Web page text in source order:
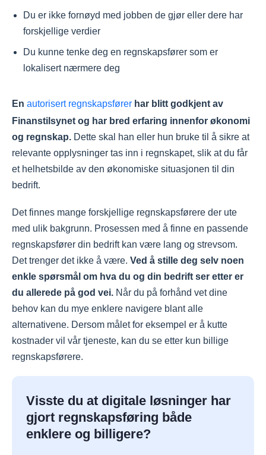
Du er ikke fornøyd med jobben de gjør eller dere har
forskjellige verdier
Du kunne tenke deg en regnskapsfører som er
lokalisert nærmere deg
En autorisert regnskapsfører har blitt godkjent av
Finanstilsynet og har bred erfaring innenfor økonomi
og regnskap. Dette skal han eller hun bruke til å sikre at
relevante opplysninger tas inn i regnskapet, slik at du får
et helhetsbilde av den økonomiske situasjonen til din
bedrift.
Det finnes mange forskjellige regnskapsførere der ute
med ulik bakgrunn. Prosessen med å finne en passende
regnskapsfører din bedrift kan være lang og strevsom.
Det trenger det ikke å være. Ved å stille deg selv noen
enkle spørsmål om hva du og din bedrift ser etter er
du allerede på god vei. Når du på forhånd vet dine
behov kan du mye enklere navigere blant alle
alternativene. Dersom målet for eksempel er å kutte
kostnader vil vår tjeneste, kan du se etter kun billige
regnskapsførere.
Visste du at digitale løsninger har
gjort regnskapsføring både
enklere og billigere?